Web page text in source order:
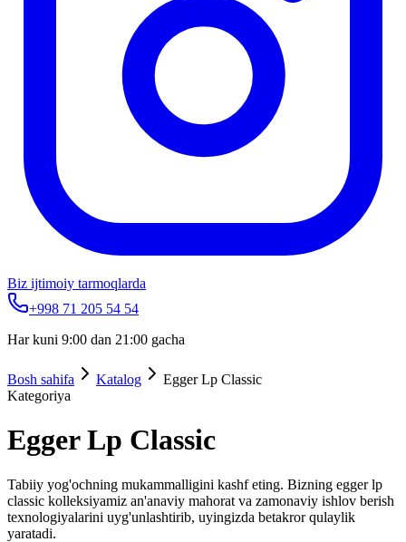
Biz ijtimoiy tarmoqlarda
+998 71 205 54 54
Har kuni 9:00 dan 21:00 gacha
Bosh sahifa Katalog
Egger Lp Classic
Kategoriya
Egger Lp Classic
Tabiiy yog'ochning mukammalligini kashf eting. Bizning egger lp
classic kolleksiyamiz an'anaviy mahorat va zamonaviy ishlov berish
texnologiyalarini uyg'unlashtirib, uyingizda betakror qulaylik
yaratadi.